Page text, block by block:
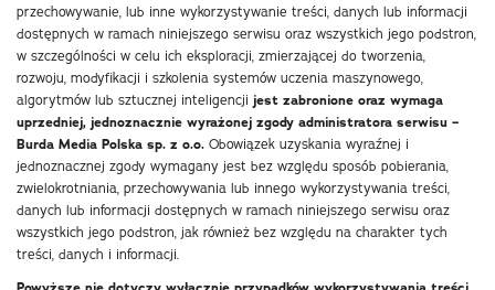
przechowywanie, lub inne wykorzystywanie treści, danych lub informacji
dostępnych w ramach niniejszego serwisu oraz wszystkich jego podstron,
w szczególności w celu ich eksploracji, zmierzającej do tworzenia,
rozwoju, modyfikacji i szkolenia systemów uczenia maszynowego,
algorytmów lub sztucznej inteligencji jest zabronione oraz wymaga
uprzedniej, jednoznacznie wyrażonej zgody administratora serwisu –
Burda Media Polska sp. z o.o. Obowiązek uzyskania wyraźnej i
jednoznacznej zgody wymagany jest bez względu sposób pobierania,
zwielokrotniania, przechowywania lub innego wykorzystywania treści,
danych lub informacji dostępnych w ramach niniejszego serwisu oraz
wszystkich jego podstron, jak również bez względu na charakter tych
treści, danych i informacji.